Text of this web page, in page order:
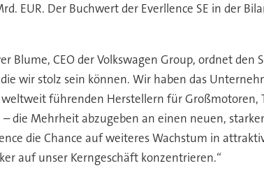
EUR. Der Buchwert der Everllence SE in der
Blume, CEO der Volkswagen Group, ordnet
wir stolz sein können. Wir haben das
führenden Herstellern für
die Mehrheit abzugeben an einen neuen,
die Chance auf weiteres Wachstum in
auf unser Kerngeschäft konzentrieren.“